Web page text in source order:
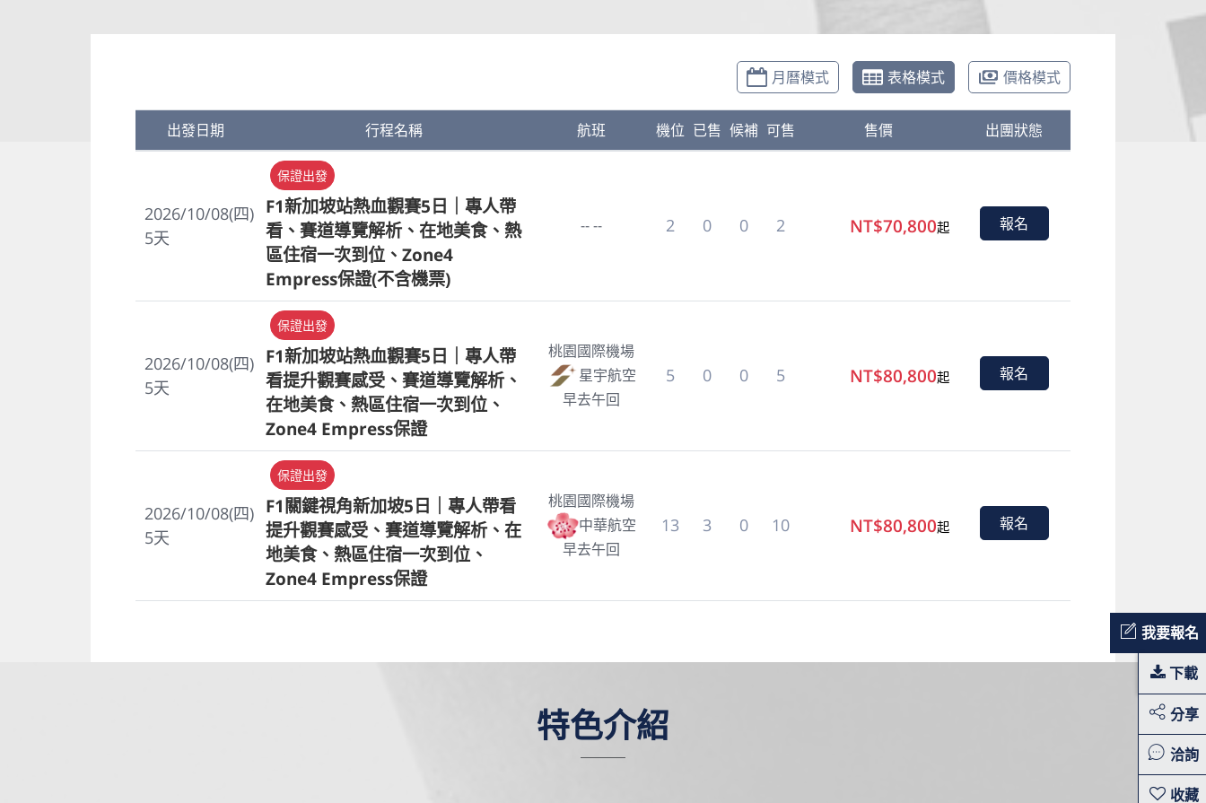
我要報名
下載
分享
洽詢
特色介紹
月曆模式 表格模式 價格模式
出發日期 行程名稱 航班 機位 已售 候補 可售 售價 出團狀態
2026/10/08(四)
5天
保證出發
F1新加坡站熱血觀賽5日｜專人帶
看、賽道導覽解析、在地美食、熱
區住宿一次到位、Zone4
Empress保證(不含機票)
-- -- 2 0 0 2 NT$70,800起 報名
2026/10/08(四)
5天
保證出發
F1新加坡站熱血觀賽5日｜專人帶
看提升觀賽感受、賽道導覽解析、
在地美食、熱區住宿一次到位、
Zone4 Empress保證
桃園國際機場
星宇航空
早去午回
5 0 0 5 NT$80,800起 報名
2026/10/08(四)
5天
保證出發
F1關鍵視角新加坡5日｜專人帶看
提升觀賽感受、賽道導覽解析、在
地美食、熱區住宿一次到位、
Zone4 Empress保證
桃園國際機場
中華航空
早去午回
13 3 0 10 NT$80,800起 報名